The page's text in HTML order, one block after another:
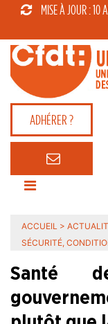
MISE À JOUR : 10
ADHÉRER ?
ACCUEIL >
SÉCURITÉ,
Santé